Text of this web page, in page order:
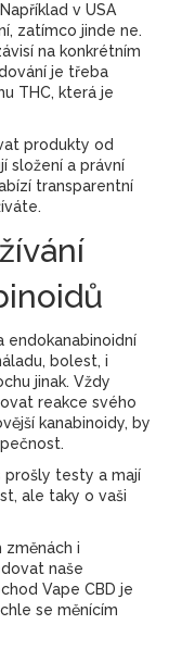
v USA
zatímco jinde ne.
na konkrétním
je třeba
THC, která je
produkty od
složení a právní
transparentní
endokanabinoidní
bolest, i
jinak. Vždy
reakce svého
kanabinoidy, by
prošly testy a mají
ale taky o vaši
i
naše
Vape CBD je
se měnícím